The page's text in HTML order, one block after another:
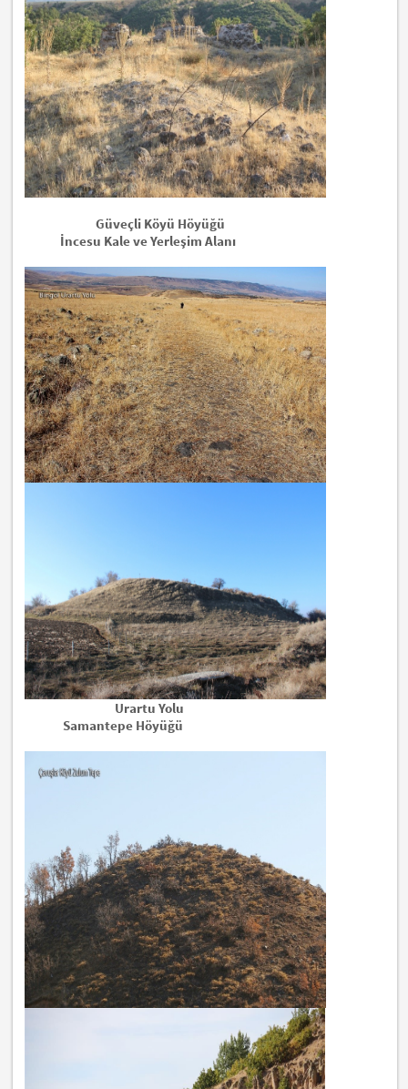
Güveçli Köyü Höyüğü
İncesu Kale ve Yerleşim Alanı
Urartu Yolu
Samantepe Höyüğü